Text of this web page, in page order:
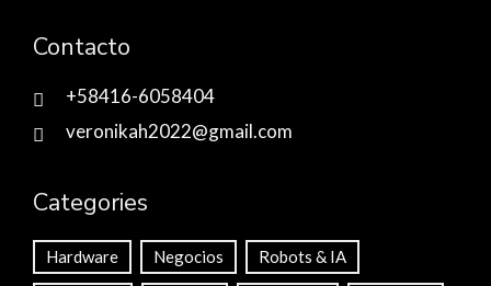
Contacto
+58416-6058404
veronikah2022@gmail.com
Categories
Hardware Negocios Robots & IA